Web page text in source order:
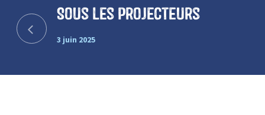
Sous les projecteurs
3 juin 2025